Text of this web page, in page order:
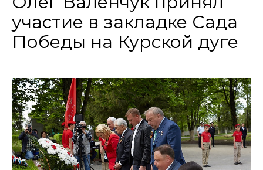
участие в закладке Сада
Победы на Курской дуге